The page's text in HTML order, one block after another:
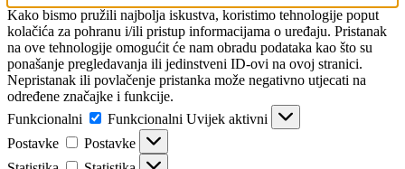
Kako bismo pružili najbolja iskustva, koristimo tehnologije poput
kolačića za pohranu i/ili pristup informacijama o uređaju. Pristanak
na ove tehnologije omogućit će nam obradu podataka kao što su
ponašanje pregledavanja ili jedinstveni ID-ovi na ovoj stranici.
Nepristanak ili povlačenje pristanka može negativno utjecati na
određene značajke i funkcije.
Funkcionalni
Funkcionalni Uvijek aktivni
Postavke
Postavke